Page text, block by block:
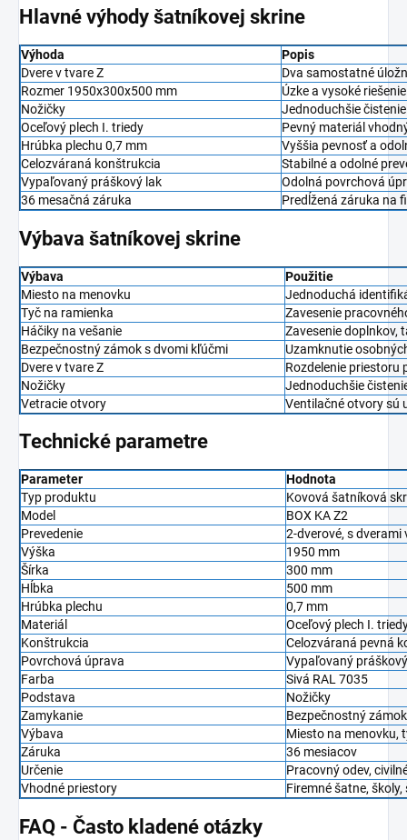
Hlavné výhody šatníkovej skrine
Výhoda
Popis
Dvere v tvare Z
Dva samostatné
Rozmer 1950x300x500 mm
Úzke a vysoké
Nožičky
Jednoduchšie
Oceľový plech I. triedy
Pevný materiál
Hrúbka plechu 0,7 mm
Vyššia pevnosť a
Celozváraná konštrukcia
Stabilné a odolné
Vypaľovaný práškový lak
Odolná povrchová
36 mesačná záruka
Predĺžená záruka na
Výbava šatníkovej skrine
Výbava
Použitie
Miesto na menovku
Jednoduchá
Tyč na ramienka
Zavesenie
Háčiky na vešanie
Zavesenie doplnkov,
Bezpečnostný zámok s dvomi kľúčmi
Uzamknutie
Dvere v tvare Z
Rozdelenie priestoru
Nožičky
Jednoduchšie
Vetracie otvory
Ventilačné otvory sú
Technické parametre
Parameter
Hodnota
Typ produktu
Kovová šatníková
Model
BOX KA Z2
Prevedenie
2-dverové, s dverami
Výška
1950 mm
Šírka
300 mm
Hĺbka
500 mm
Hrúbka plechu
0,7 mm
Materiál
Oceľový plech I.
Konštrukcia
Celozváraná pevná
Povrchová úprava
Vypaľovaný
Farba
Sivá RAL 7035
Podstava
Nožičky
Zamykanie
Bezpečnostný
Výbava
Miesto na menovku,
Záruka
36 mesiacov
Určenie
Pracovný odev,
Vhodné priestory
Firemné šatne,
FAQ - Často kladené otázky